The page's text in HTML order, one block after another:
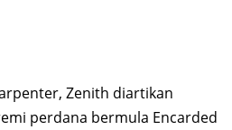
Zenith diartikan
perdana bermula Encarded